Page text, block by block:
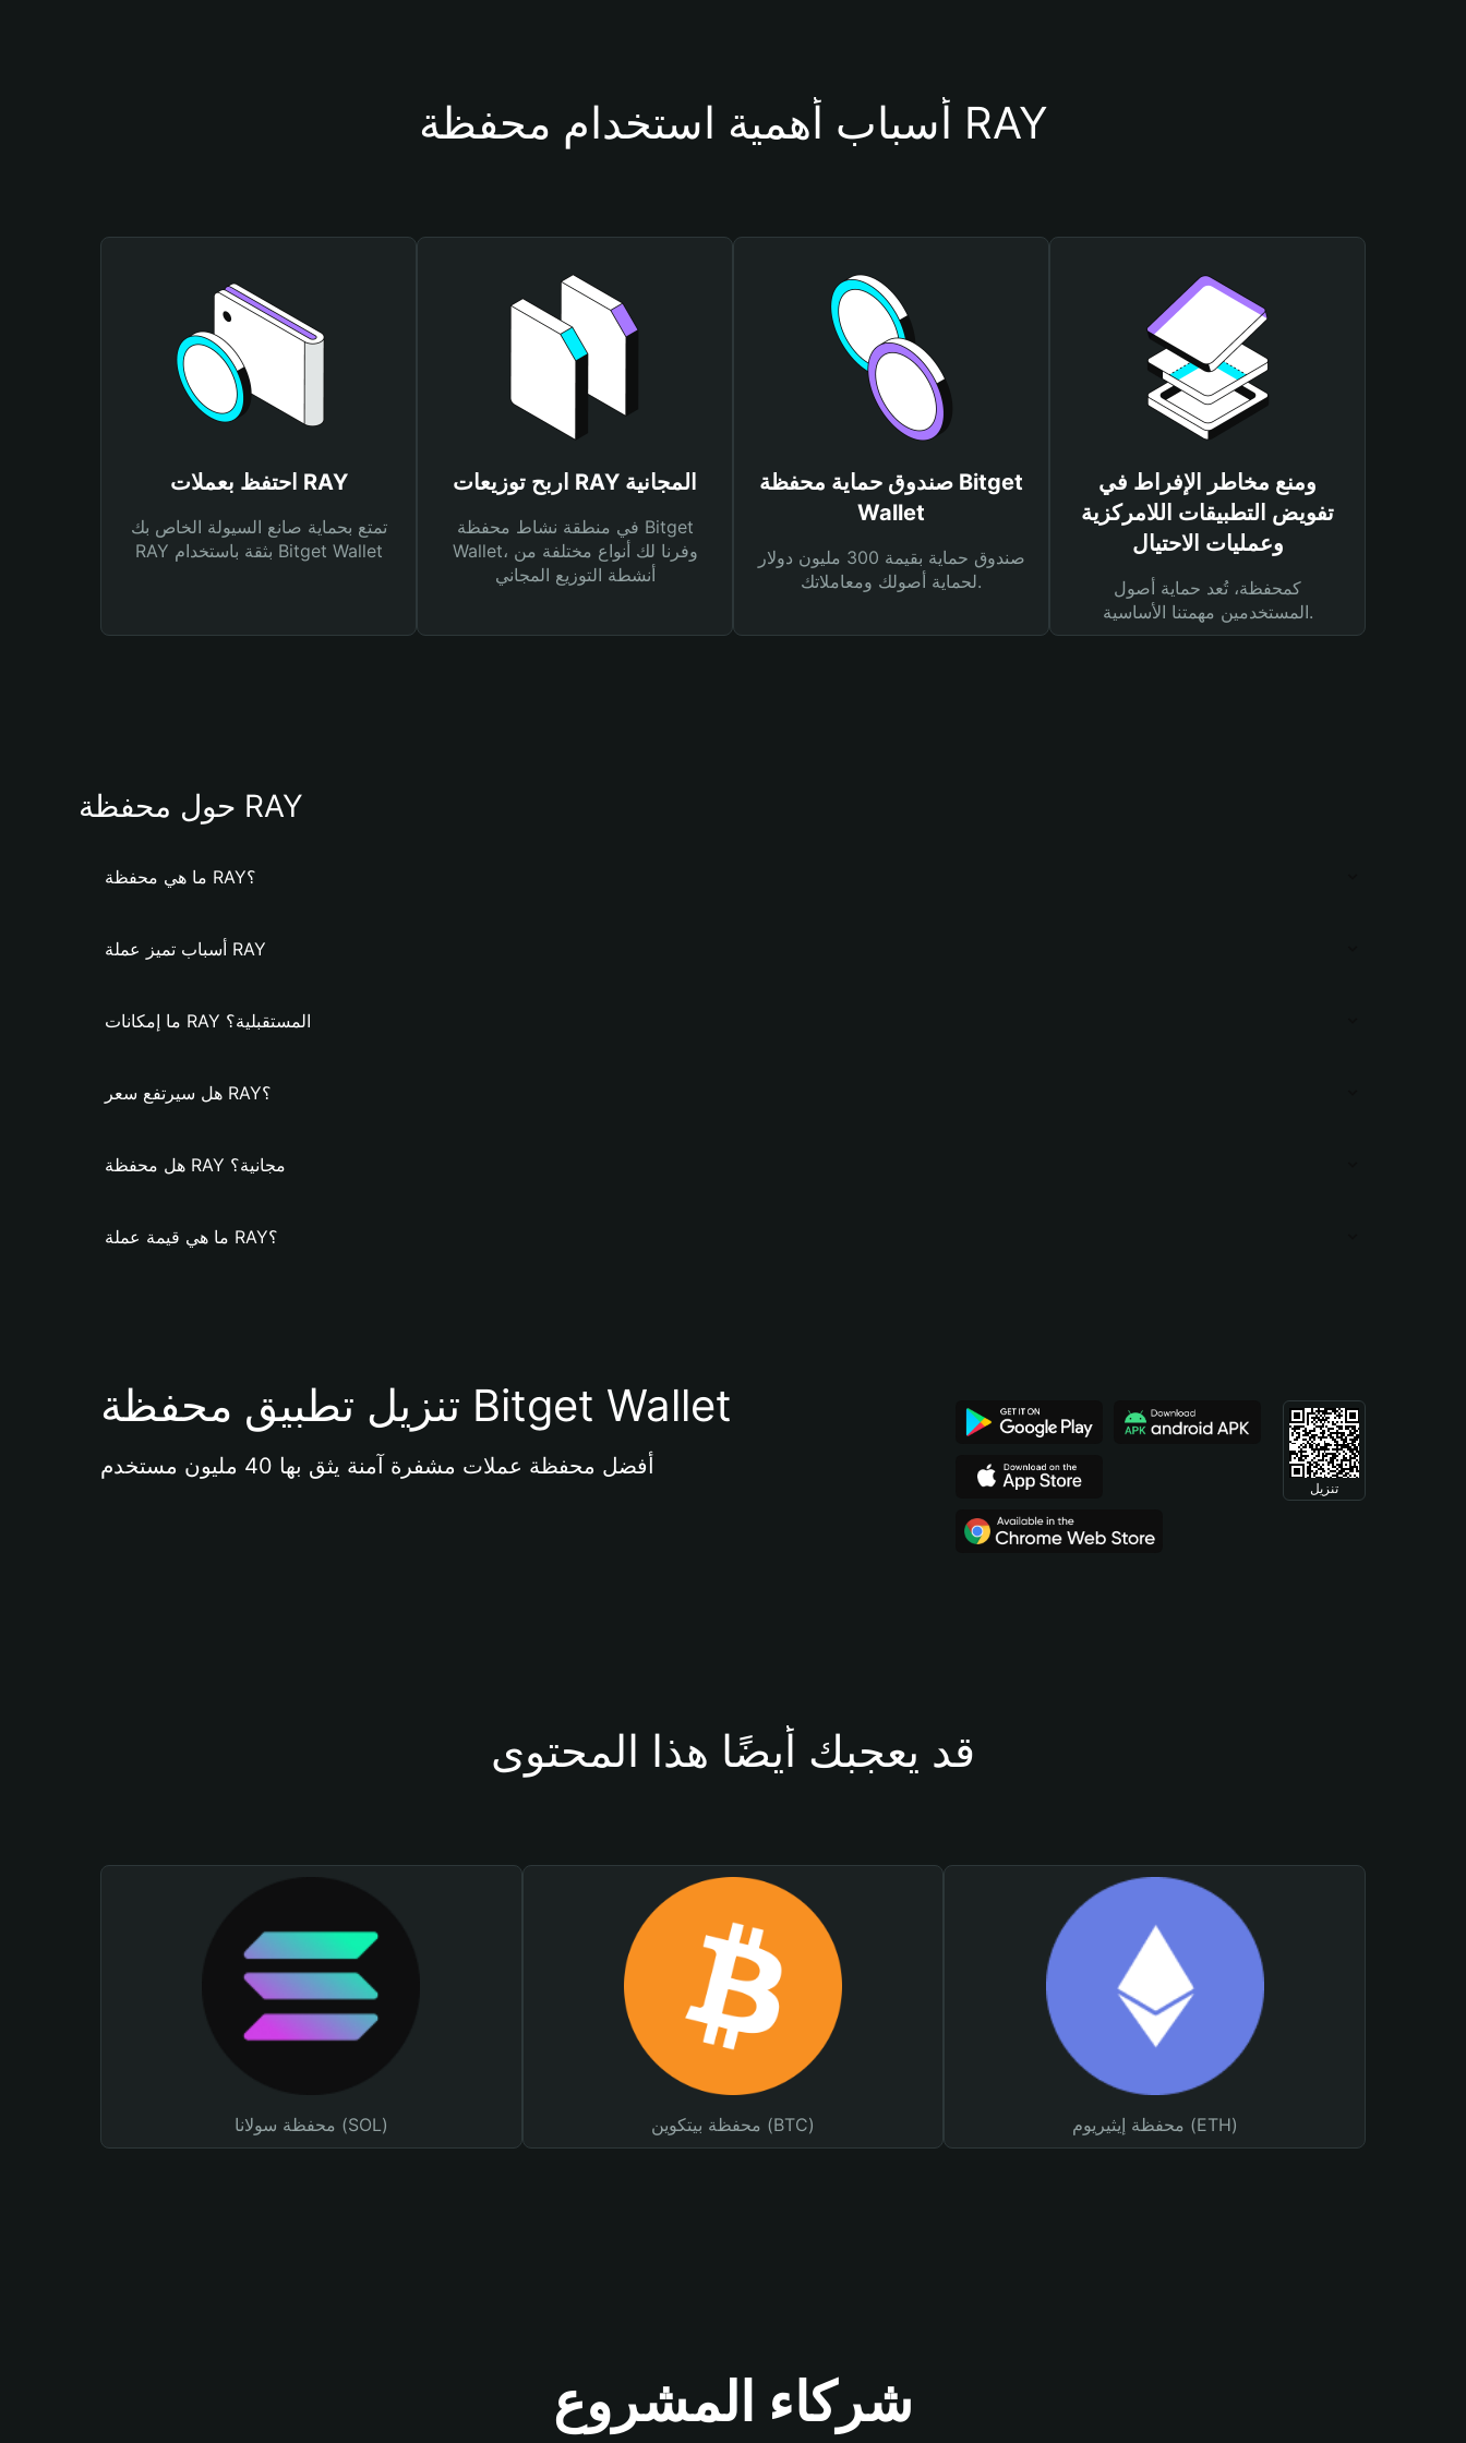
أسباب أهمية استخدام محفظة RAY
احتفظ بعملات RAY
تمتع بحماية صانع السيولة الخاص بك
RAY بثقة باستخدام Bitget Wallet
اربح توزيعات RAY المجانية
في منطقة نشاط محفظة Bitget
Wallet، وفرنا لك أنواع مختلفة من
أنشطة التوزيع المجاني
صندوق حماية محفظة Bitget
Wallet
صندوق حماية بقيمة 300 مليون دولار
لحماية أصولك ومعاملاتك.
ومنع مخاطر الإفراط في
تفويض التطبيقات اللامركزية
وعمليات الاحتيال
كمحفظة، تُعد حماية أصول
المستخدمين مهمتنا الأساسية.
حول محفظة RAY
ما هي محفظة RAY؟
أسباب تميز عملة RAY
ما إمكانات RAY المستقبلية؟
هل سيرتفع سعر RAY؟
هل محفظة RAY مجانية؟
ما هي قيمة عملة RAY؟
تنزيل تطبيق محفظة Bitget Wallet
أفضل محفظة عملات مشفرة آمنة يثق بها 40 مليون مستخدم
تنزيل
قد يعجبك أيضًا هذا المحتوى
محفظة سولانا (SOL) محفظة بيتكوين (BTC) محفظة إيثيريوم (ETH)
شركاء المشروع